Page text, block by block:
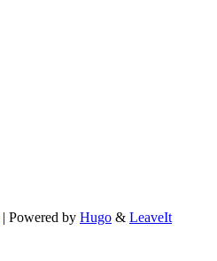
| Powered by Hugo & LeaveIt